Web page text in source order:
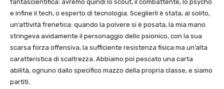
fantascientifica: avremo quindi lo scout, il combattente, lo psycho
e infine il tech, o esperto di tecnologia. Sceglierli è stata, al solito,
un’attività frenetica: quando la polvere si è posata, la mia mano
stringeva avidamente il personaggio dello psionico, con la sua
scarsa forza offensiva, la sufficiente resistenza fisica ma un’alta
caratteristica di scaltrezza. Abbiamo poi pescato una carta
abilità, ognuno dallo specifico mazzo della propria classe, e siamo
partiti.